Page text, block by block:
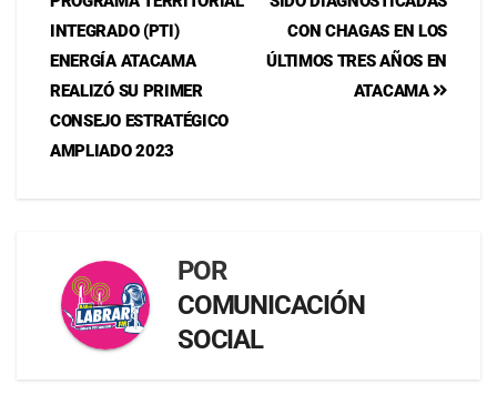
CON CHAGAS EN LOS
ÚLTIMOS TRES AÑOS EN
ATACAMA
INTEGRADO (PTI)
ENERGÍA ATACAMA
REALIZÓ SU PRIMER
CONSEJO ESTRATÉGICO
AMPLIADO 2023
POR
COMUNICACIÓN
SOCIAL